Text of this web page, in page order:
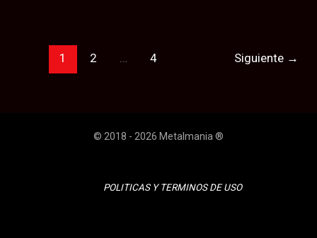
1 2 4 Siguiente →
© 2018 - 2026 Metalmania ®
POLITICAS Y TERMINOS DE USO